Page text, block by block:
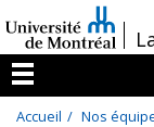
au
contenu
/
Menu
Accueil
Nos